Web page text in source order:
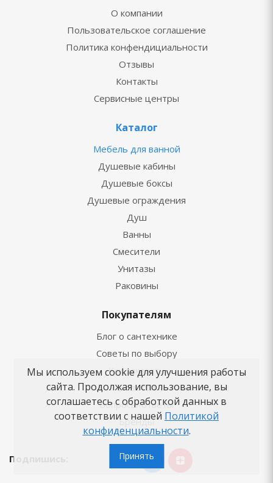
О компании
Пользовательское соглашение
Политика конфендициальности
Отзывы
Контакты
Сервисные центры
Каталог
Мебель для ванной
Душевые кабины
Душевые боксы
Душевые ограждения
Душ
Ванны
Смесители
Унитазы
Раковины
Покупателям
Блог о сантехнике
Советы по выбору
Как заказать
Новости
Вопросы-ответы
Бренды
Подпишись:
Мы используем cookie для улучшения работы
сайта. Продолжая использование, вы
соглашаетесь с обработкой данных в
соответствии с нашей Политикой
конфиденциальности.
Принять